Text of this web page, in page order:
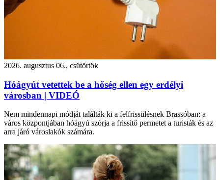
2026. augusztus 06., csütörtök
Hóágyút vetettek be a hőség ellen egy erdélyi
városban | VIDEÓ
Nem mindennapi módját találták ki a felfrissülésnek Brassóban: a
város központjában hóágyú szórja a frissítő permetet a turisták és az
arra járó városlakók számára.